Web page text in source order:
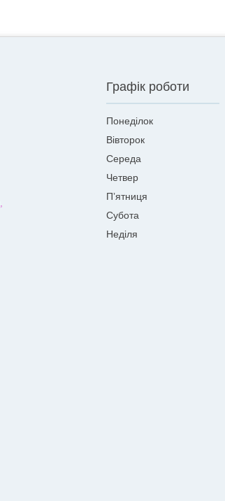
Графік роботи
Понеділок
Вівторок
Середа
Четвер
Пʼятниця
Субота
Неділя